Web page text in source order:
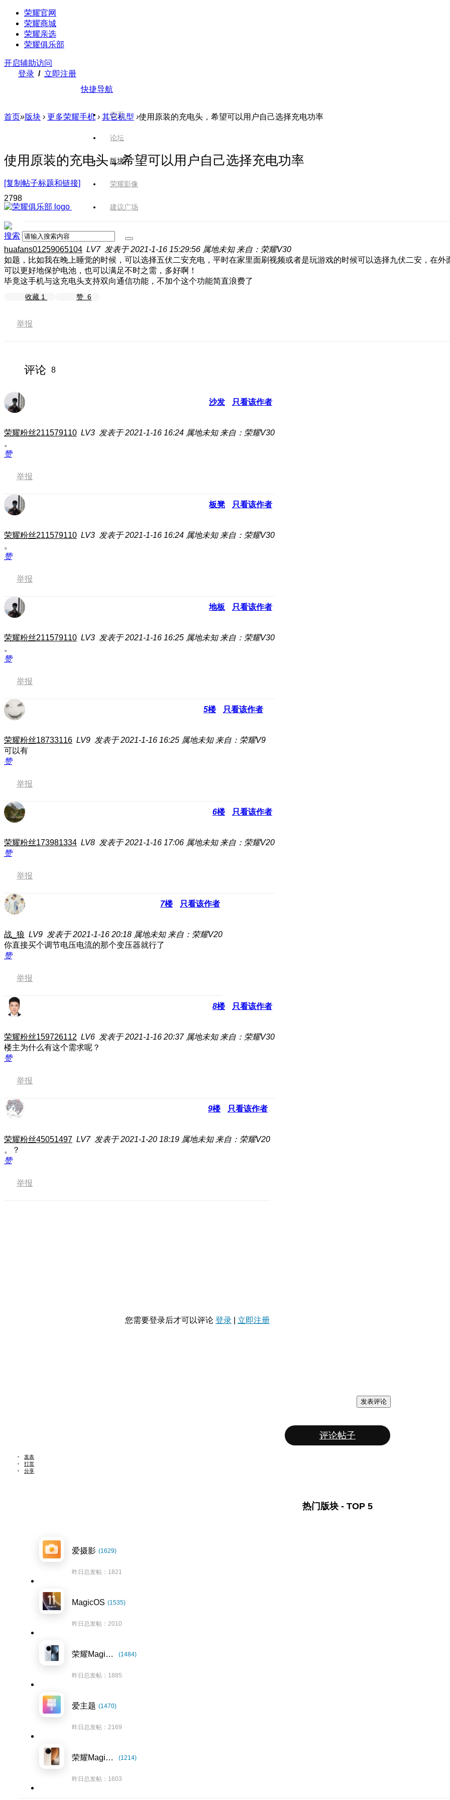
荣耀官网
荣耀商城
荣耀亲选
荣耀俱乐部
开启辅助访问
登录 / 立即注册
快捷导航
首页
论坛
版块
荣耀影像
建议广场
搜索
首页»版块 › 更多荣耀手机 › 其它机型 ›使用原装的充电头，希望可以用户自己选择充电功率
使用原装的充电头，希望可以用户自己选择充电功率
[复制帖子标题和链接]
2798
huafans01259065104 LV7 发表于 2021-1-16 15:29:56 属地未知 来自：荣耀V30
如题，比如我在晚上睡觉的时候，可以选择五伏二安充电，平时在家里面刷视频或者是玩游戏的时候可以选择九伏二安，在
可以更好地保护电池，也可以满足不时之需，多好啊！
毕竟这手机与这充电头支持双向通信功能，不加个这个功能简直浪费了
收藏 1 赞 6
举报
评论 8
沙发 只看该作者
荣耀粉丝211579110 LV3 发表于 2021-1-16 16:24 属地未知 来自：荣耀V30
。
赞
举报
板凳 只看该作者
荣耀粉丝211579110 LV3 发表于 2021-1-16 16:24 属地未知 来自：荣耀V30
。
赞
举报
地板 只看该作者
荣耀粉丝211579110 LV3 发表于 2021-1-16 16:25 属地未知 来自：荣耀V30
。
赞
举报
5楼 只看该作者
荣耀粉丝18733116 LV9 发表于 2021-1-16 16:25 属地未知 来自：荣耀V9
可以有
赞
举报
6楼 只看该作者
荣耀粉丝173981334 LV8 发表于 2021-1-16 17:06 属地未知 来自：荣耀V20
赞
举报
7楼 只看该作者
战_狼 LV9 发表于 2021-1-16 20:18 属地未知 来自：荣耀V20
你直接买个调节电压电流的那个变压器就行了
赞
举报
8楼 只看该作者
荣耀粉丝159726112 LV6 发表于 2021-1-16 20:37 属地未知 来自：荣耀V30
楼主为什么有这个需求呢？
赞
举报
9楼 只看该作者
荣耀粉丝45051497 LV7 发表于 2021-1-20 18:19 属地未知 来自：荣耀V20
。？
赞
举报
您需要登录后才可以评论 登录 立即注册
发表评论
评论帖子
发表
打赏
分享
热门版块 - TOP 5
爱摄影 (1629)
昨日总发帖：1821
MagicOS (1535)
昨日总发帖：2010
荣耀Magic7系列 (1484)
昨日总发帖：1885
爱主题 (1470)
昨日总发帖：2169
荣耀Magic8系列 (1214)
昨日总发帖：1603